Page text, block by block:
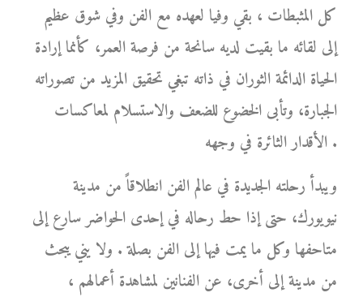
كل المثبطات ، بقي وفيا لعهده مع الفن وفي شوق عظيم
إلى لقائه ما بقيت لديه سانحة من فرصة العمر، كأنما إرادة
الحياة الدائمة الثوران في ذاته تبغي تحقيق المزيد من تصوراته
الجبارة، وتأبى الخضوع للضعف والاستسلام لمعاكسات
الأقدار الثائرة في وجهه .
ويبدأ رحلته الجديدة في عالم الفن انطلاقاً من مدينة
نيويورك، حتى إذا حط رحاله في إحدى الحواضر سارع إلى
متاحفها وكل ما يمت فيها إلى الفن بصلة . ولا يني يبحث
من مدينة إلى أخرى، عن الفنانين لمشاهدة أعمالهم ،